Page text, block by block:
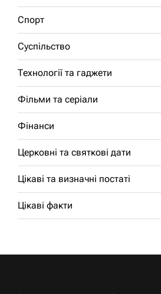
Спорт
Суспільство
Технології та гаджети
Фільми та серіали
Фінанси
Церковні та святкові дати
Цікаві та визначні постаті
Цікаві факти